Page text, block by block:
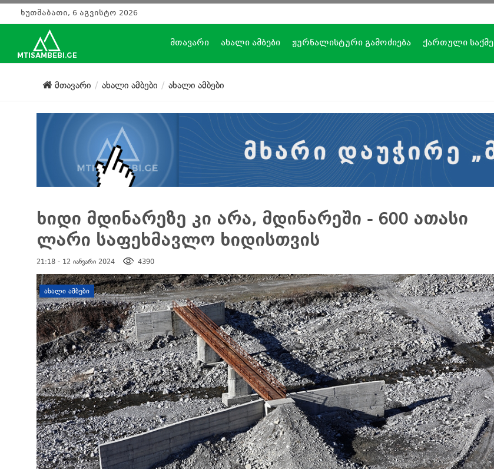
ხუთშაბათი, 6 აგვისტო 2026
მთავარი ახალი ამბები ჟურნალისტური გამოძიება ქართული საქმე
მთავარი ახალი ამბები ახალი ამბები
ხიდი მდინარეზე კი არა, მდინარეში - 600 ათასი
ლარი საფეხმავლო ხიდისთვის
21:18 - 12 იანვარი 2024 4390
დატოვე კომენტარი
ᲐᲮᲐᲚᲘ ᲐᲛᲑᲔᲑᲘ